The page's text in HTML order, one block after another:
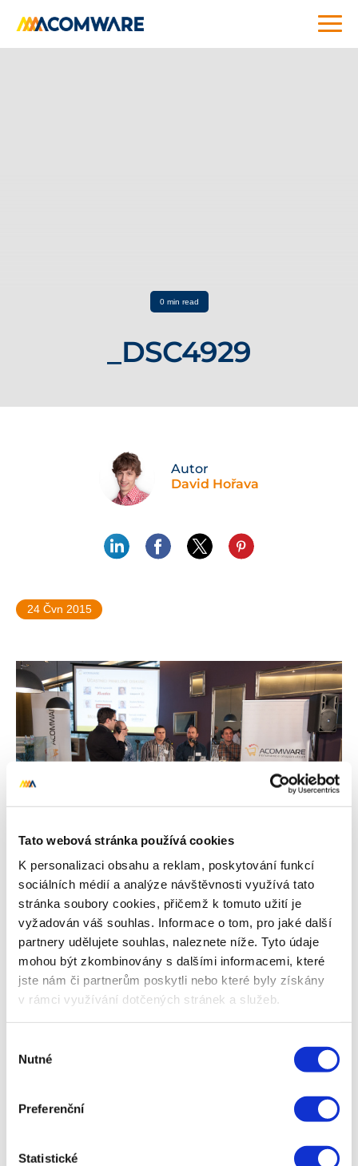
Tato webová stránka používá cookies
K personalizaci obsahu a reklam, poskytování funkcí
sociálních médií a analýze návštěvnosti využívá tato
stránka soubory cookies, přičemž k tomuto užití je
vyžadován váš souhlas. Informace o tom, pro jaké další
partnery udělujete souhlas, naleznete níže. Tyto údaje
mohou být zkombinovány s dalšími informacemi, které
jste nám či partnerům poskytli nebo které byly získány
v rámci využívání dotčených stránek a služeb.
souhlasu
Nutné
Preferenční
Statistické
0 min read
_DSC4929
Autor
David Hořava
24 Čvn 2015
Autor
David Hořava
David pracuje na pozici E-commerce
celkovém rozvoji online marektingu.
Koordinuje práci specialistů, navrhuje